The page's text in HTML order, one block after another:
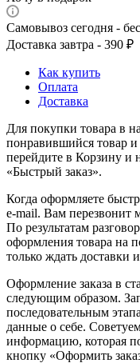
Самовывоз сегодня -
Доставка завтра - 390 ₽
Как купить
Оплата
Доставка
Для покупки товара в
понравившийся товар и
перейдите в Корзину и
«Быстрый заказ».
Когда оформляете
e-mail. Вам перезвонит
По результатам
оформления товара на
только ждать доставки
Оформление заказа в
следующим образом.
последовательным
данные о себе.
информацию, которая
кнопку «Оформить